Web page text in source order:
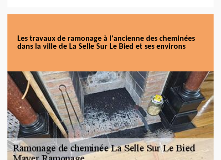
Les travaux de ramonage à l'ancienne des cheminées
dans la ville de La Selle Sur Le Bied et ses environs